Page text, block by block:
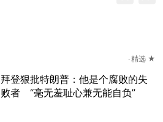
精选 ★
拜登狠批特朗普：他是个腐败的失
败者 “毫无羞耻心兼无能自负”